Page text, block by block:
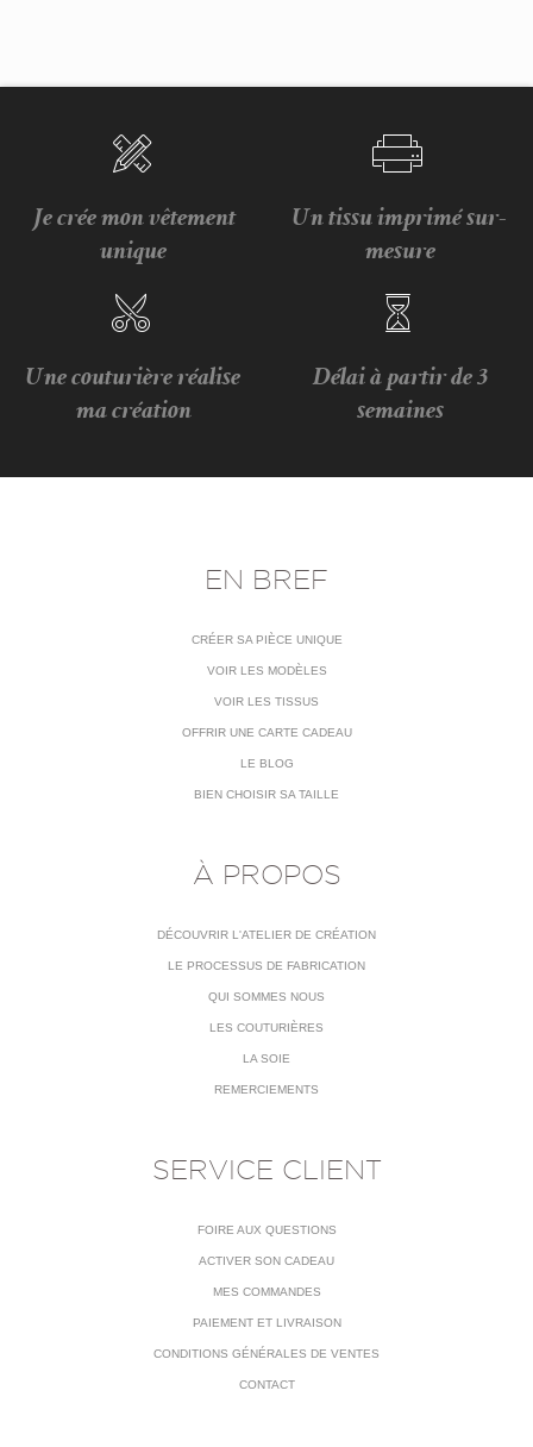
Je crée mon vêtement
unique
Un tissu imprimé sur-
mesure
Une couturière réalise
ma création
Délai à partir de 3
semaines
EN BREF
CRÉER SA PIÈCE UNIQUE
VOIR LES MODÈLES
VOIR LES TISSUS
OFFRIR UNE CARTE CADEAU
LE BLOG
BIEN CHOISIR SA TAILLE
À PROPOS
DÉCOUVRIR L'ATELIER DE CRÉATION
LE PROCESSUS DE FABRICATION
QUI SOMMES NOUS
LES COUTURIÈRES
LA SOIE
REMERCIEMENTS
SERVICE CLIENT
FOIRE AUX QUESTIONS
ACTIVER SON CADEAU
MES COMMANDES
PAIEMENT ET LIVRAISON
CONDITIONS GÉNÉRALES DE VENTES
CONTACT